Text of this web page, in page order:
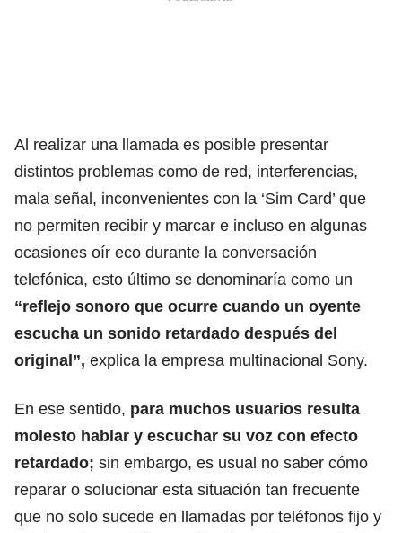
Al realizar una llamada es posible presentar
distintos problemas como de red, interferencias,
mala señal, inconvenientes con la ‘Sim Card’ que
no permiten recibir y marcar e incluso en algunas
ocasiones oír eco durante la conversación
telefónica, esto último se denominaría como un
“reflejo sonoro que ocurre cuando un oyente
escucha un sonido retardado después del
original”, explica la empresa multinacional Sony.
En ese sentido, para muchos usuarios resulta
molesto hablar y escuchar su voz con efecto
retardado; sin embargo, es usual no saber cómo
reparar o solucionar esta situación tan frecuente
que no solo sucede en llamadas por teléfonos fijo y